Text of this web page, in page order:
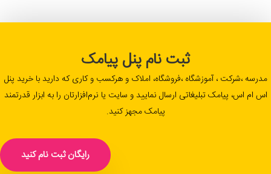
ثبت نام پنل پیامک
مدرسه ،شرکت ، آموزشگاه ،فروشگاه، املاک و هرکسب و کاری که دارید با خرید پنل
اس ام اس، پیامک تبلیغاتی ارسال نمایید و سایت یا نرم‌افزارتان را به ابزار قدرتمند
پیامک مجهز کنید.
رایگان ثبت نام کنید